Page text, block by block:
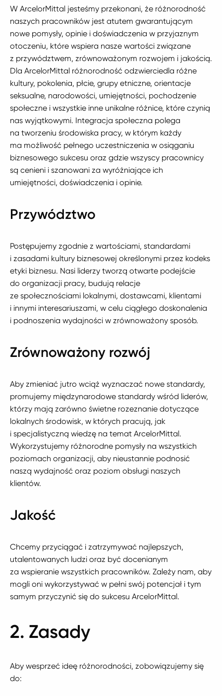
W ArcelorMittal jesteśmy przekonani, że różnorodność
naszych pracowników jest atutem gwarantującym
nowe pomysły, opinie i doświadczenia w przyjaznym
otoczeniu, które wspiera nasze wartości związane
z przywództwem, zrównowa­żonym rozwojem i jakością.
Dla ArcelorMittal różnorodność odzwierciedla różne
kultury, pokolenia, płcie, grupy etniczne, orientacje
seksualne, narodowości, umiejętności, pochodzenie
społeczne i wszystkie inne unikalne różnice, które czynią
nas wyjątkowymi. Integracja społeczna polega
na tworzeniu środowiska pracy, w którym każdy
ma możliwość pełnego uczestniczenia w osiąganiu
biznesowego sukcesu oraz gdzie wszyscy pracownicy
są cenieni i szanowani za wyróżniające ich
umiejętności, doświadczenia i opinie.
Przywództwo
Postępujemy zgodnie z wartościami, standardami
i zasadami kultury biznesowej określonymi przez kodeks
etyki biznesu. Nasi liderzy tworzą otwarte podejście
do organizacji pracy, budują relacje
ze społecznościami lokalnymi, dostawcami, klientami
i innymi interesariuszami, w celu ciągłego doskonalenia
i podnoszenia wydajności w zrównoważony sposób.
Zrównoważony rozwój
Aby zmieniać jutro wciąż wyznaczać nowe standardy,
promujemy międzynarodowe standardy wśród liderów,
którzy mają zarówno świetne rozeznanie dotyczące
lokalnych środowisk, w których pracują, jak
i specjalistyczną wiedzę na temat ArcelorMittal.
Wykorzystujemy różnorodne pomysły na wszystkich
poziomach organizacji, aby nieustannie podnosić
naszą wydajność oraz poziom obsługi naszych
klientów.
Jakość
Chcemy przyciągać i zatrzymywać najlepszych,
utalentowanych ludzi oraz być docenianym
za wspieranie wszystkich pracowników. Zależy nam, aby
mogli oni wykorzystywać w pełni swój potencjał i tym
samym przyczynić się do sukcesu ArcelorMittal.
2. Zasady
Aby wesprzeć ideę różnorodności, zobowiązujemy się
do: